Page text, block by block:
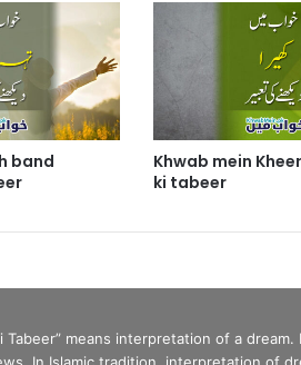
band
Khwab mein
ki tabeer
means interpretation of a dream.